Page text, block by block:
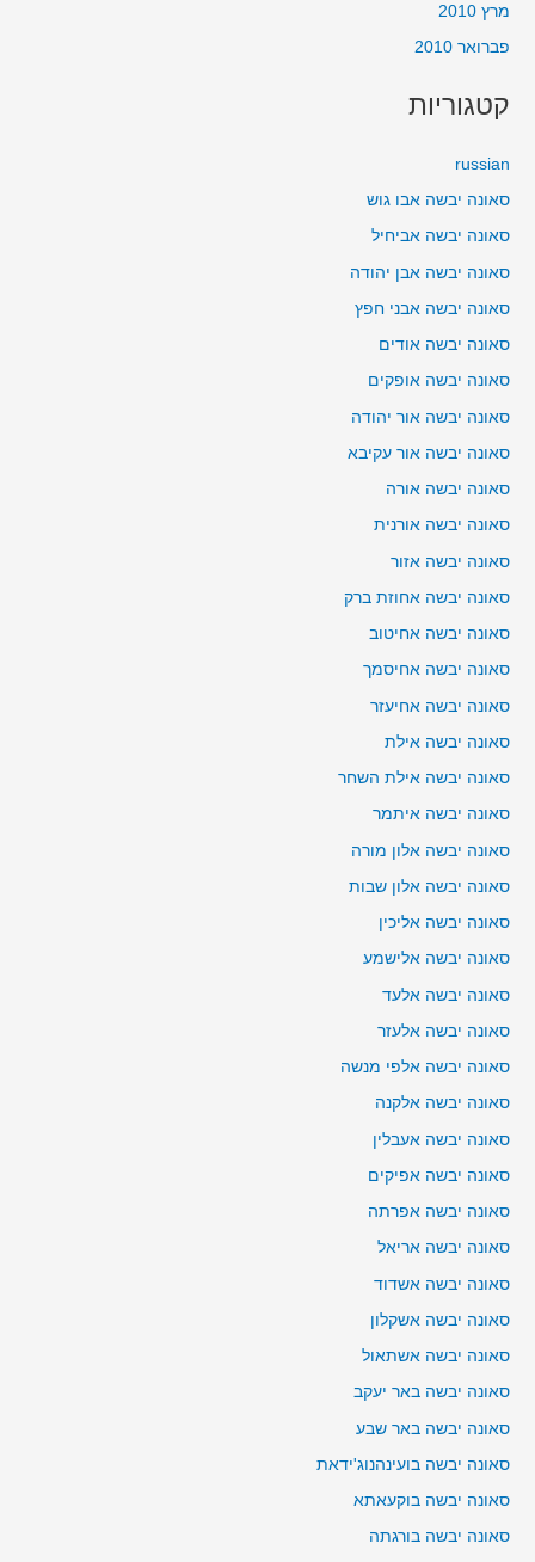
מרץ 2010
פברואר 2010
קטגוריות
russian
סאונה יבשה אבו גוש
סאונה יבשה אביחיל
סאונה יבשה אבן יהודה
סאונה יבשה אבני חפץ
סאונה יבשה אודים
סאונה יבשה אופקים
סאונה יבשה אור יהודה
סאונה יבשה אור עקיבא
סאונה יבשה אורה
סאונה יבשה אורנית
סאונה יבשה אזור
סאונה יבשה אחוזת ברק
סאונה יבשה אחיטוב
סאונה יבשה אחיסמך
סאונה יבשה אחיעזר
סאונה יבשה אילת
סאונה יבשה אילת השחר
סאונה יבשה איתמר
סאונה יבשה אלון מורה
סאונה יבשה אלון שבות
סאונה יבשה אליכין
סאונה יבשה אלישמע
סאונה יבשה אלעד
סאונה יבשה אלעזר
סאונה יבשה אלפי מנשה
סאונה יבשה אלקנה
סאונה יבשה אעבלין
סאונה יבשה אפיקים
סאונה יבשה אפרתה
סאונה יבשה אריאל
סאונה יבשה אשדוד
סאונה יבשה אשקלון
סאונה יבשה אשתאול
סאונה יבשה באר יעקב
סאונה יבשה באר שבע
סאונה יבשה בועינהנוג'ידאת
סאונה יבשה בוקעאתא
סאונה יבשה בורגתה